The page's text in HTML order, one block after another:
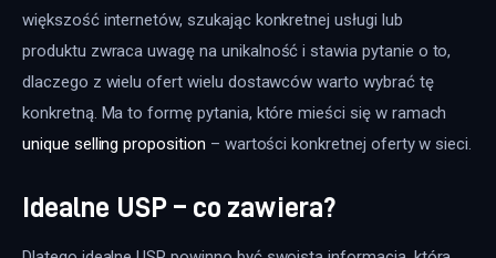
większość internetów, szukając konkretnej usługi lub
produktu zwraca uwagę na unikalność i stawia pytanie o to,
dlaczego z wielu ofert wielu dostawców warto wybrać tę
konkretną. Ma to formę pytania, które mieści się w ramach
unique selling proposition – wartości konkretnej oferty w sieci.
Idealne USP – co zawiera?